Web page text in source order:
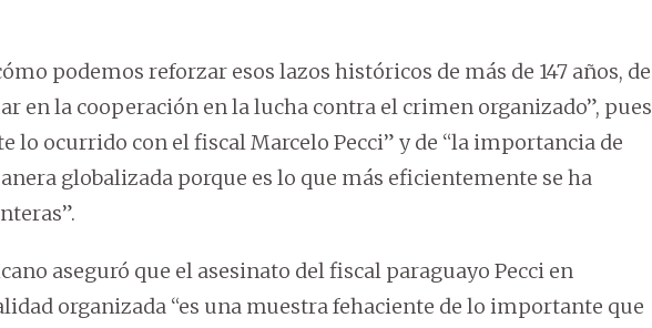
podemos reforzar esos lazos históricos de más de 147 años, de
en la cooperación en la lucha contra el crimen organizado”, pues
lo ocurrido con el fiscal Marcelo Pecci” y de “la importancia de
globalizada porque es lo que más eficientemente se ha
aseguró que el asesinato del fiscal paraguayo Pecci en
organizada “es una muestra fehaciente de lo importante que